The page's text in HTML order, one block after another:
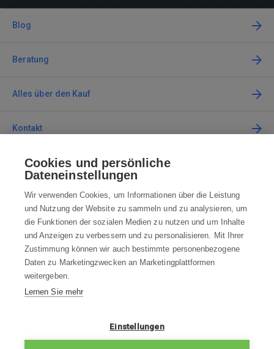
Blog
Beratung
Alles über den Kauf
Kontakt
Kontaktieren Sie uns
info@robotworld.de
+49 25 197 159 962 Mo-Fr 8:00—16:00 Uhr
ALLE KONTAKTE
WIDERRUFSBELEHRUNG
DATENSCHUTZERKLÄRUNG
Cookies und persönliche
Dateneinstellungen
Wir verwenden Cookies, um Informationen über die Leistung
und Nutzung der Website zu sammeln und zu analysieren, um
die Funktionen der sozialen Medien zu nutzen und um Inhalte
und Anzeigen zu verbessern und zu personalisieren. Mit Ihrer
Zustimmung können wir auch bestimmte personenbezogene
Daten zu Marketingzwecken an Marketingplattformen
weitergeben.
Lernen Sie mehr
Einstellungen